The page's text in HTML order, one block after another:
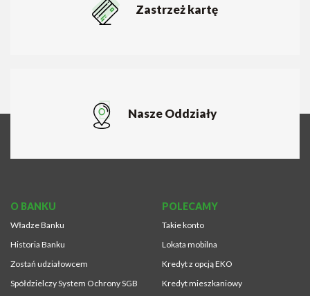
Zastrzeż kartę
Nasze Oddziały
O BANKU
Władze Banku
Historia Banku
Zostań udziałowcem
Spółdzielczy System Ochrony SGB
POLECAMY
Takie konto
Lokata mobilna
Kredyt z opcją EKO
Kredyt mieszkaniowy